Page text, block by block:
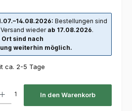
Bestellungen sind
wieder ab 17.08.2026.
sind nach
weiterhin möglich.
ca. 2-5 Tage
1 In den Warenkorb